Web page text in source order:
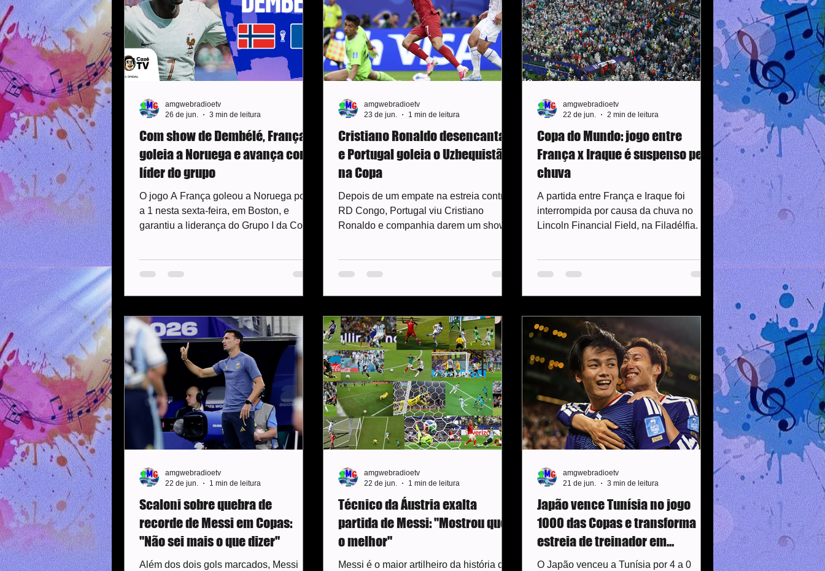
mexicanos não sofreram
The Japan Times destacou o resultado
como uma “de
impôs no campo ofensivo, levando
perigo
Com show de Dembélé, França
goleia a Noruega e avança como
líder do grupo
O jogo A França goleou a Noruega por 4
a 1 nesta sexta-feira, em Boston, e
garantiu a liderança do Grupo I da Copa
mundial; Doué marcou o quarto, e
os noruegueses pouparam titulares,
incluindo Haaland, que nem entrou.
Com isso, podem cruzar o caminho do
Brasil nas oitavas de final. Brasil de olho
Era sabino que terminar a chave na
liderança signiificaria sair do c
amgwebradioetv
26 de jun.
3 min de leitura
Cristiano Ronaldo desencanta,
e Portugal goleia o Uzbequistão
na Copa
Depois de um empate na estreia contra
RD Congo, Portugal viu Cristiano
Ronaldo e companhia darem um show
Lusitanos golearam o Uzbequistão por 5
do Grupo K da Copa do Mundo. Os gols
da goleada foram marcados por
Cristiano Ronaldo, duas vezes, Nuno
Mendes, Nematov (contra) e Rafael
Leão. Azizjon Ganiev chegou a diminuir
para Uzbequistão com um golaço, mas o
tento foi anul
amgwebradioetv
23 de jun.
1 min de leitura
Copa do Mundo: jogo entre
França x Iraque é suspenso pela
chuva
A partida entre França e Iraque foi
interrompida por causa da chuva no
Lincoln Financial Field, na Filadélfia. O
Mbappé, e os atletas não retornaram ao
foram orientados a se abrigarem em
locais fechados. O protocolo estabelece
que a bola deve voltar a rolar em 30
minutos após o alerta, dado assim que o
árbitro apitou o fim do primeiro tempo,
mas a paralisação já
amgwebradioetv
22 de jun.
2 min de leitura
Scaloni sobre quebra de
recorde de Messi em Copas:
"Não sei mais o que dizer"
Além dos dois gols marcados, Messi
amgwebradioetv
22 de jun.
1 min de leitura
Técnico da Áustria exalta
partida de Messi: "Mostrou que é
o melhor"
Messi é o maior artilheiro da história das
amgwebradioetv
22 de jun.
1 min de leitura
Japão vence Tunísia no jogo
1000 das Copas e transforma
estreia de treinador em
despedida
O Japão venceu a Tunísia por 4 a 0
amgwebradioetv
21 de jun.
3 min de leitura